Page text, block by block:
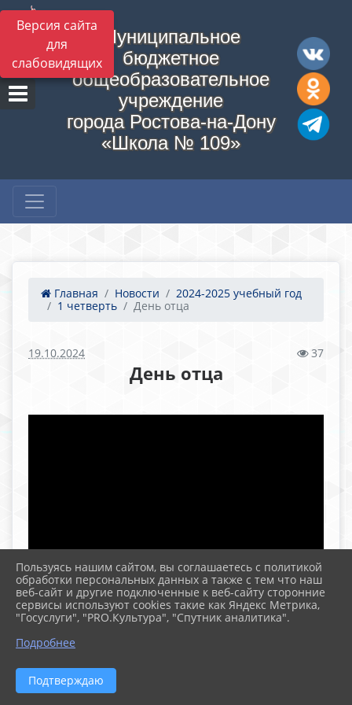
Версия сайта
для
слабовидящих
Муниципальное
бюджетное
общеобразовательное
учреждение
города Ростова-на-Дону
«Школа № 109»
Главная Новости
2024-2025 учебный год
1 четверть
День отца
19.10.2024 37
День отца
Пользуясь нашим сайтом, вы соглашаетесь с политикой
обработки персональных данных а также с тем что наш
веб-сайт и другие подключенные к веб-сайту сторонние
сервисы используют cookies такие как Яндекс Метрика,
"Госуслуги", "PRO.Культура", "Спутник аналитика".
Подробнее
Подтверждаю